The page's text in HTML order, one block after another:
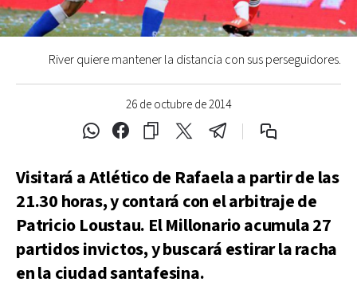
26 de octubre de 2014
River quiere mantener la distancia con sus perseguidores.
Visitará a Atlético de Rafaela a partir de las
21.30 horas, y contará con el arbitraje de
Patricio Loustau. El Millonario acumula 27
partidos invictos, y buscará estirar la racha
en la ciudad santafesina.